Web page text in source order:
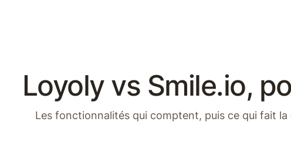
Loyoly vs Smile.io,
Les fonctionnalités qui comptent, puis ce qui fait